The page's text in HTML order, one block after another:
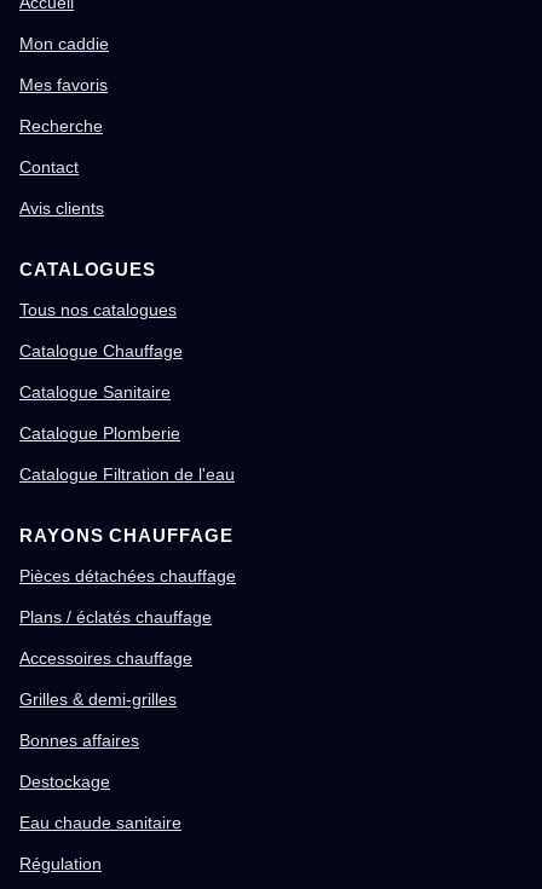
Mon caddie
Mes favoris
Recherche
Contact
Avis clients
CATALOGUES
Tous nos catalogues
Catalogue Chauffage
Catalogue Sanitaire
Catalogue Plomberie
Catalogue Filtration de l'eau
RAYONS CHAUFFAGE
Pièces détachées chauffage
Plans / éclatés chauffage
Accessoires chauffage
Grilles & demi-grilles
Bonnes affaires
Destockage
Eau chaude sanitaire
Régulation